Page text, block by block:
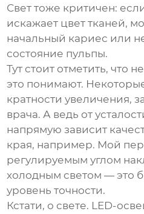
Свет тоже критичен:
искажает цвет тканей,
начальный кариес или
состояние пульпы.
Тут стоит отметить, что
это понимают.
кратности увеличения,
врача. А ведь от
напрямую зависит
края, например. Мой
регулируемым углом
холодным светом — это
уровень точности.
Кстати, о свете. LED-